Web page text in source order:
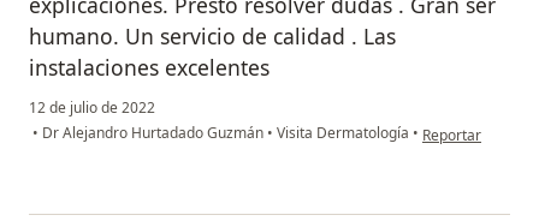
humano. Un servicio de calidad . Las
instalaciones excelentes
12 de julio de 2022
• Dr Alejandro Hurtadado Guzmán • Visita Dermatología • en opinión del
Reportar